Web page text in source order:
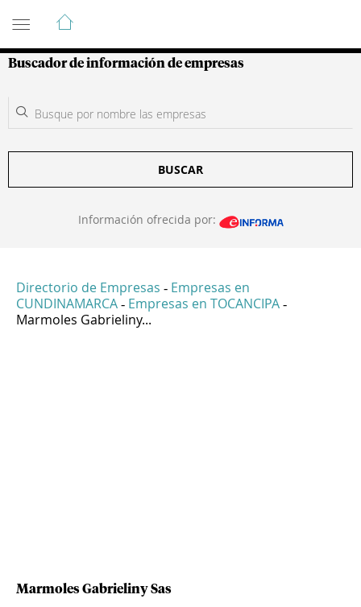
Guía de Empresas Colombianas
Buscador de información de empresas
BUSCAR
Información ofrecida por:
Directorio de Empresas - Empresas en
CUNDINAMARCA - Empresas en TOCANCIPA -
Marmoles Gabrieliny...
Marmoles Gabrieliny Sas